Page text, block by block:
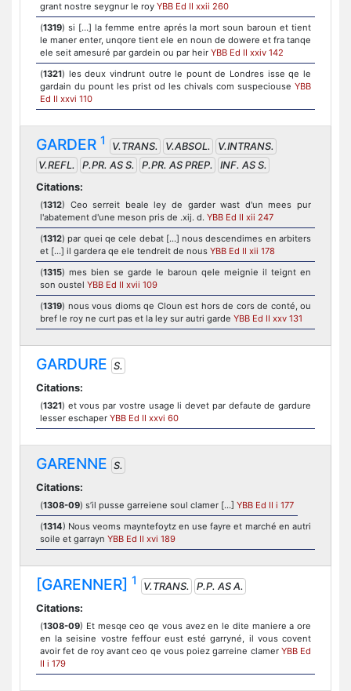
grant nostre seygnur le roy YBB Ed II xxii 260
(1319) si […] la femme entre aprés la mort soun baroun et tient
le maner enter, unqore tient ele en noun de dowere et fra tanqe
ele seit amesuré par gardein ou par heir YBB Ed II xxiv 142
(1321) les deux vindrunt outre le pount de Londres isse qe le
gardain du pount les prist od les chivals com suspeciouse YBB
Ed II xxvi 110
GARDER 1 V.TRANS. V.ABSOL.
V.INTRANS.
V.REFL.
P.PR. AS S. P.PR. AS PREP.
INF. AS S.
Citations:
(1312) Ceo serreit beale ley de garder wast d'un mees pur
l'abatement d'une meson pris de .xij. d. YBB Ed II xii 247
(1312) par quei qe cele debat [...] nous descendimes en arbiters
et [...] il gardera qe ele tendreit de nous YBB Ed II xii 178
(1315) mes bien se garde le baroun qele meignie il teignt en
son oustel YBB Ed II xvii 109
(1319) nous vous dioms qe Cloun est hors de cors de conté, ou
bref le roy ne curt pas et la ley sur autri garde YBB Ed II xxv 131
GARDURE S.
Citations:
(1321) et vous par vostre usage li devet par defaute de gardure
lesser eschaper YBB Ed II xxvi 60
GARENNE S.
Citations:
(1308-09) s’il pusse garreiene soul clamer [...] YBB Ed II i 177
(1314) Nous veoms mayntefoytz en use fayre et marché en autri
soile et garrayn YBB Ed II xvi 189
[GARENNER] 1 V.TRANS.
P.P. AS A.
Citations:
(1308-09) Et mesqe ceo qe vous avez en le dite maniere a ore
en la seisine vostre feffour eust esté garryné, il vous covent
avoir fet de roy avant ceo qe vous poiez garreine clamer YBB Ed
II i 179